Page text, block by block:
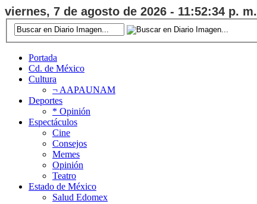
viernes, 7 de agosto de 2026 - 11:52:34 p. m.
Portada
Cd. de México
Cultura
¬ AAPAUNAM
Deportes
* Opinión
Espectáculos
Cine
Consejos
Memes
Opinión
Teatro
Estado de México
Salud Edomex